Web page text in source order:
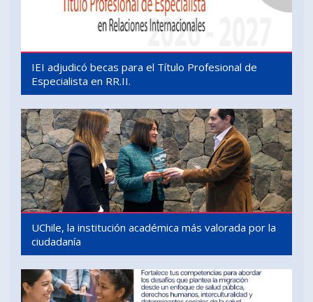
IEI adjudicó becas para el Título Profesional de
Especialista en RR.II.
UChile, la institución académica más valorada por la
ciudadanía